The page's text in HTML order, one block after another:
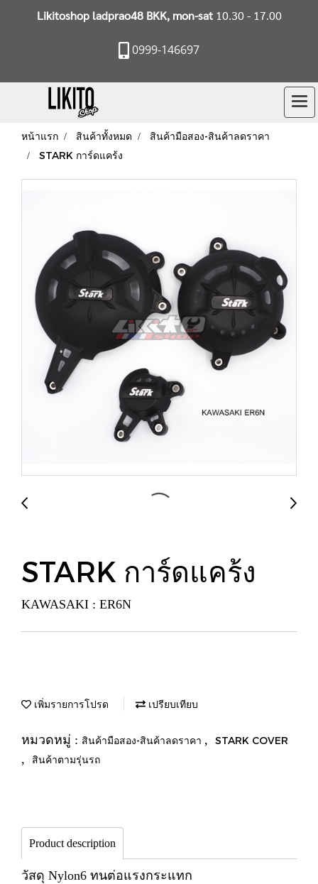
Likitoshop ladprao48 BKK, mon-sat10.30 - 17.00
0999-146697
หน้าแรก สินค้าทั้งหมด
สินค้ามือสอง-สินค้าลดราคา
STARK การ์ดแคร้ง
STARK การ์ดแคร้ง
KAWASAKI : ER6N
เพิ่มรายการโปรด เปรียบเทียบ
หมวดหมู่ : สินค้ามือสอง-สินค้าลดราคา , STARK COVER
, สินค้าตามรุ่นรถ
Product description
วัสดุ Nylon6 ทนต่อแรงกระแทก